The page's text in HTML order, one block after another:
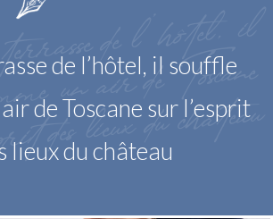
de
il
co
air de
lieux du château
de l’hôtel, il souffle
de Toscane sur l’esprit
lieux du château